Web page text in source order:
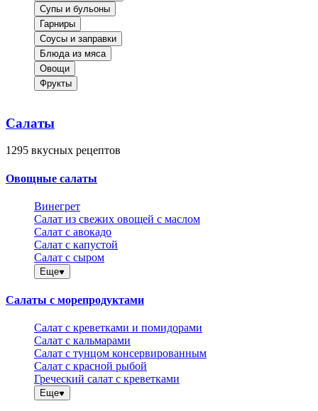
Супы и бульоны
Гарниры
Соусы и заправки
Блюда из мяса
Овощи
Фрукты
Салаты
1295 вкусных рецептов
Овощные салаты
Винегрет
Салат из свежих овощей с маслом
Салат с авокадо
Салат с капустой
Салат с сыром
Еще
Салаты с морепродуктами
Салат с креветками и помидорами
Салат с кальмарами
Салат с тунцом консервированным
Салат с красной рыбой
Греческий салат с креветками
Еще